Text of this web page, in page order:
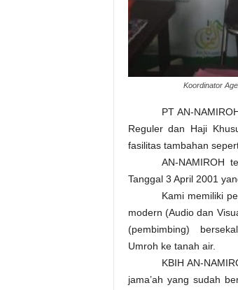
Koordinator
PT AN-
Reguler dan Haji
fasilitas tambahan
AN-NAMIROH
Tanggal 3 April 2001
Kami memiliki
modern (Audio dan
(pembimbing)
Umroh ke tanah air.
KBIH AN-
jama’ah yang sudah